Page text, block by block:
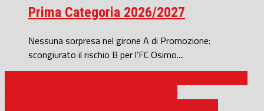
Prima Categoria 2026/2027
Nessuna sorpresa nel girone A di Promozione:
scongiurato il rischio B per l’FC Osimo....